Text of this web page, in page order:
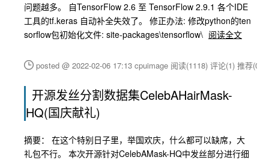
问题越多。 自TensorFlow 2.6 至 TensorFlow 2.9.1 各个IDE
工具的tf.keras 自动补全失效了。 修正办法: 修改python的ten
sorflow包初始化文件: site-packages\tensorflow\ 阅读全文
posted @ 2022-02-06 17:13 cpuimage 阅读(1118) 评论(1) 推荐(0)
开源发丝分割数据集CelebAHairMask-
HQ(国庆献礼)
摘要： 在这个特别日子里，举国欢庆，什么都可以缺席，大
礼包不行。 本次开源针对CelebAMask-HQ中发丝部分进行细